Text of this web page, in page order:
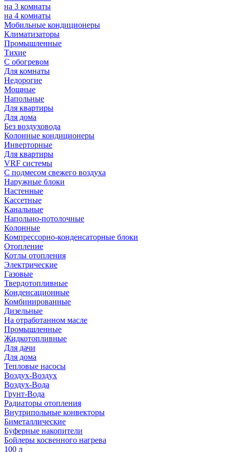
на 3 комнаты
на 4 комнаты
Мобильные кондиционеры
Климатизаторы
Промышленные
Тихие
С обогревом
Для комнаты
Недорогие
Мощные
Напольные
Для квартиры
Для дома
Без воздуховода
Колонные кондиционеры
Инверторные
Для квартиры
VRF системы
С подмесом свежего воздуха
Наружные блоки
Настенные
Кассетные
Канальные
Напольно-потолочные
Колонные
Компрессорно-конденсаторные блоки
Отопление
Котлы отопления
Электрические
Газовые
Твердотопливные
Конденсационные
Комбинированные
Дизельные
На отработанном масле
Промышленные
Жидкотопливные
Для дачи
Для дома
Тепловые насосы
Воздух-Воздух
Воздух-Вода
Грунт-Вода
Радиаторы отопления
Внутрипольные конвекторы
Биметаллические
Буферные накопители
Бойлеры косвенного нагрева
100 л